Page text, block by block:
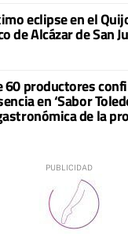
eclipse en el
de Alcázar de San
60 productores
en ‘Sabor
de la